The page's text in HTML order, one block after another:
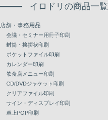
462,859
480,368
491,902
510,033
528,184
546,382
イロドリの商品一覧
店舗・事務用品
会議・セミナー用冊子印刷
封筒・挨拶状印刷
ポケットファイル印刷
カレンダー印刷
飲食店メニュー印刷
CD/DVDジャケット印刷
クリアファイル印刷
サイン・ディスプレイ印刷
卓上POP印刷